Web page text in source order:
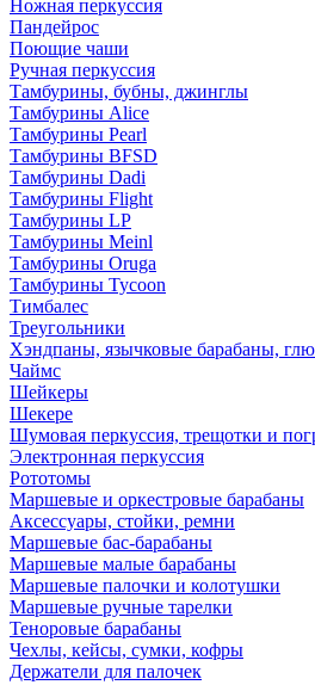
Ножная перкуссия
Пандейрос
Поющие чаши
Ручная перкуссия
Тамбурины, бубны, джинглы
Тамбурины Alice
Тамбурины Pearl
Тамбурины BFSD
Тамбурины Dadi
Тамбурины Flight
Тамбурины LP
Тамбурины Meinl
Тамбурины Oruga
Тамбурины Tycoon
Тимбалес
Треугольники
Хэндпаны, язычковые барабаны,
Чаймс
Шейкеры
Шекере
Шумовая перкуссия, трещотки и
Электронная перкуссия
Рототомы
Маршевые и оркестровые барабаны
Аксессуары, стойки, ремни
Маршевые бас-барабаны
Маршевые малые барабаны
Маршевые палочки и колотушки
Маршевые ручные тарелки
Теноровые барабаны
Чехлы, кейсы, сумки, кофры
Держатели для палочек